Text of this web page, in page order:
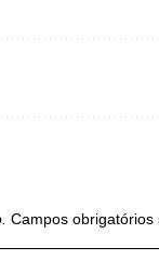
Campos obrigatórios